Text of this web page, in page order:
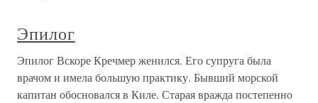
Эпилог
Эпилог Вскоре Кречмер женился. Его супруга была
врачом и имела большую практику. Бывший морской
капитан обосновался в Киле. Старая вражда постепенно